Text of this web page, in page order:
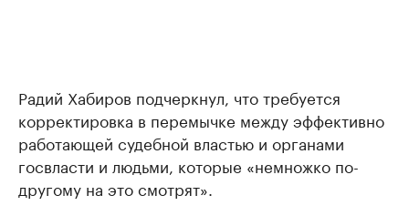
Радий Хабиров подчеркнул, что требуется
корректировка в перемычке между эффективно
работающей судебной властью и органами
госвласти и людьми, которые «немножко по-
другому на это смотрят».